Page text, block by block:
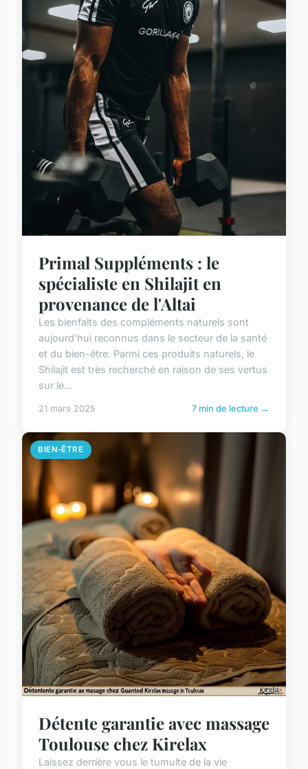
Primal Suppléments : le
spécialiste en Shilajit en
provenance de l'Altai
Les bienfaits des compléments naturels sont
aujourd'hui reconnus dans le secteur de la santé
et du bien-être. Parmi ces produits naturels, le
Shilajit est très recherché en raison de ses vertus
sur le...
21 mars 2025 7 min de lecture →
BIEN-ÊTRE
Détente garantie avec massage
Toulouse chez Kirelax
Laissez derrière vous le tumulte de la vie